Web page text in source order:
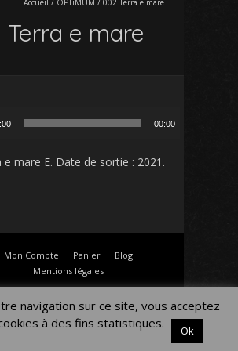
Accueil / OPTiMUM / 002 Terra e mare
Terra e mare
00:00
e mare E. Date de sortie : 2021.
Mon Compte Panier
Blog
Mentions légales
navigation sur ce site, vous acceptez
à des fins statistiques.
Ok